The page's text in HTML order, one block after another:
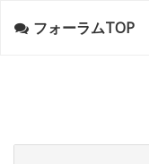
フォーラムTOP